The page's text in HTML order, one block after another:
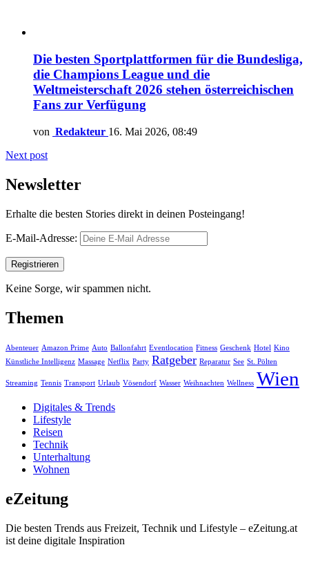
Die besten Sportplattformen für die Bundesliga,
die Champions League und die
Weltmeisterschaft 2026 stehen österreichischen
Fans zur Verfügung
von Redakteur 16. Mai 2026, 08:49
Next post
Newsletter
Erhalte die besten Stories direkt in deinen Posteingang!
E-Mail-Adresse:
Keine Sorge, wir spammen nicht.
Themen
Abenteuer Amazon Prime Auto Ballonfahrt Eventlocation Fitness Geschenk Hotel Kino
Künstliche Intelligenz Massage Netflix Party Ratgeber Reparatur See St. Pölten
Streaming Tennis Transport Urlaub Vösendorf Wasser Weihnachten Wellness Wien
Digitales & Trends
Lifestyle
Reisen
Technik
Unterhaltung
Wohnen
eZeitung
Die besten Trends aus Freizeit, Technik und Lifestyle – eZeitung.at
ist deine digitale Inspiration